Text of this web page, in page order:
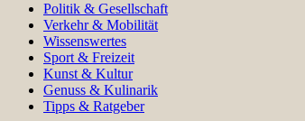
Politik & Gesellschaft
Verkehr & Mobilität
Wissenswertes
Sport & Freizeit
Kunst & Kultur
Genuss & Kulinarik
Tipps & Ratgeber